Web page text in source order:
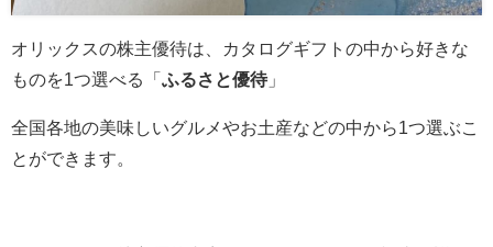
オリックスの株主優待は、カタログギフトの中から好きな
ものを1つ選べる「 ふるさと優待」
全国各地の美味しいグルメやお土産などの中から1つ選ぶこ
とができます。